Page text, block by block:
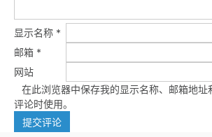
显示名称 *
邮箱 *
网站
在此浏览器中保存我的显示名称、邮箱地址
评论时使用。